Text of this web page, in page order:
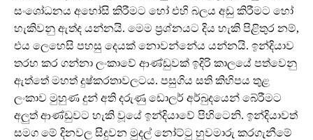
සංශෝධනය අහෝසි කිරීමට හෝ එහි බලය අඩු කිරීමට හෝ
හැකිවනු ඇත්ද යන්නයි. මෙම ප්‍රශ්නයට දිය හැකි පිළිතුර නම්,
එය ලෙහෙසි පහසු දෙයක් නොවන්නේය යන්නයි. ඉන්දියාව
තරහ කර ගන්නා ලංකාවේ ආණ්ඩුවක් ඉදිරි කාලයේ පත්වෙනු
ඇත්තේ මහත් දුෂ්කරතාවලටය. පසුගිය සති කිහිපය තුළ
ලංකාව මුහුණ දුන් අති දරුණු ඩොලර් අර්බුදයෙන් බේරීමට
අලුත් ආණ්ඩුවට හැකි වූයේ ඉන්දියාවේ පිහිටෙනි. ඉන්දියාවත්
සමග මේ දිනවල සිදුවන මුදල් නෝට්ටු හුවමාරු කරගැනීමේ